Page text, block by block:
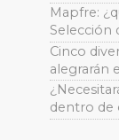
Mapfre:
Selección
Cinco
alegrarán
dentro de